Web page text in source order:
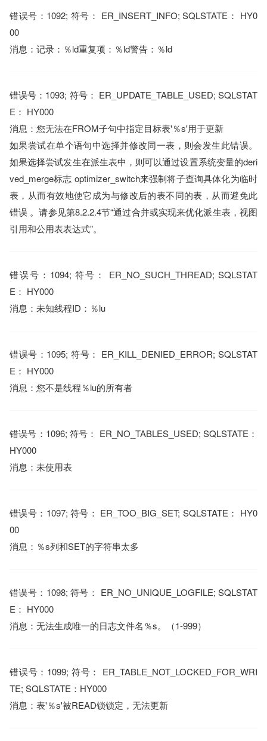
错误号：1092; 符号： ER_INSERT_INFO; SQLSTATE： HY0
00
消息：记录：％ld重复项：％ld警告：％ld
错误号：1093; 符号： ER_UPDATE_TABLE_USED; SQLSTAT
E： HY000
消息：您无法在FROM子句中指定目标表'％s'用于更新
如果尝试在单个语句中选择并修改同一表，则会发生此错误。
如果选择尝试发生在派生表中，则可以通过设置系统变量的deri
ved_merge标志 optimizer_switch来强制将子查询具体化为临时
表，从而有效地使它成为与修改后的表不同的表，从而避免此
错误 。请参见第8.2.2.4节“通过合并或实现来优化派生表，视图
引用和公用表表达式”。
错误号：1094; 符号： ER_NO_SUCH_THREAD; SQLSTAT
E： HY000
消息：未知线程ID：％lu
错误号：1095; 符号： ER_KILL_DENIED_ERROR; SQLSTAT
E： HY000
消息：您不是线程％lu的所有者
错误号：1096; 符号： ER_NO_TABLES_USED; SQLSTATE：
HY000
消息：未使用表
错误号：1097; 符号： ER_TOO_BIG_SET; SQLSTATE： HY0
00
消息：％s列和SET的字符串太多
错误号：1098; 符号： ER_NO_UNIQUE_LOGFILE; SQLSTAT
E： HY000
消息：无法生成唯一的日志文件名％s。（1-999）
错误号：1099; 符号： ER_TABLE_NOT_LOCKED_FOR_WRI
TE; SQLSTATE：HY000
消息：表'％s'被READ锁锁定，无法更新